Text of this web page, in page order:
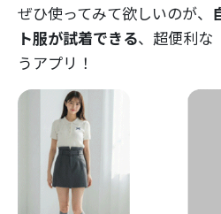
ぜひ使ってみて欲しいのが、
ト服が試着できる、超便利な
うアプリ！